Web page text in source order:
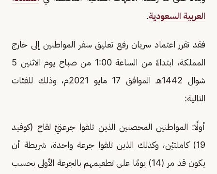
العربية السعودية.
فقد تقرر اعتماد سريان رفع تعليق سفر المواطنين إلى خارج
المملكة، ابتداءً من الساعة 1:00 من صباح يوم الاثنين 5
شوال 1442هـ الموافق 17 مايو 2021م، وذلك للفئات
التالية:
أولًا: المواطنين المحصنين الذين تلقوا جرعتيْ لقاح (كوفيد
19) كاملتيْن، وكذلك الذين تلقوا جرعة واحدة، شريطة أن
يكون قد مر (14) يومًا على تطعيمهم بالجرعة الأولى بحسب